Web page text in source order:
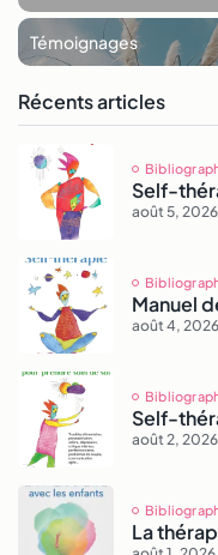
SELF, IFS
sur l’IFS (Système
Témoignages
Récents articles
Self-
août 5, 2026
Manuel
août 4, 2026
Self-
août 2, 2026
La